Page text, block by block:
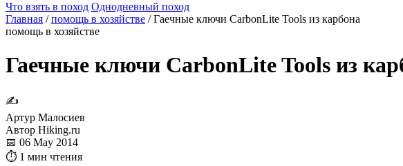
Что взять в поход Однодневный поход
Главная / помощь в хозяйстве / Гаечные ключи CarbonLite Tools из карбона
помощь в хозяйстве
Гаечные ключи CarbonLite Tools из
✍
Артур Малосиев
Автор Hiking.ru
📅 06 May 2014
⏱ 1 мин чтения